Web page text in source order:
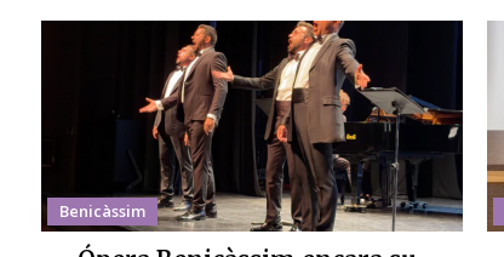
Benicàssim